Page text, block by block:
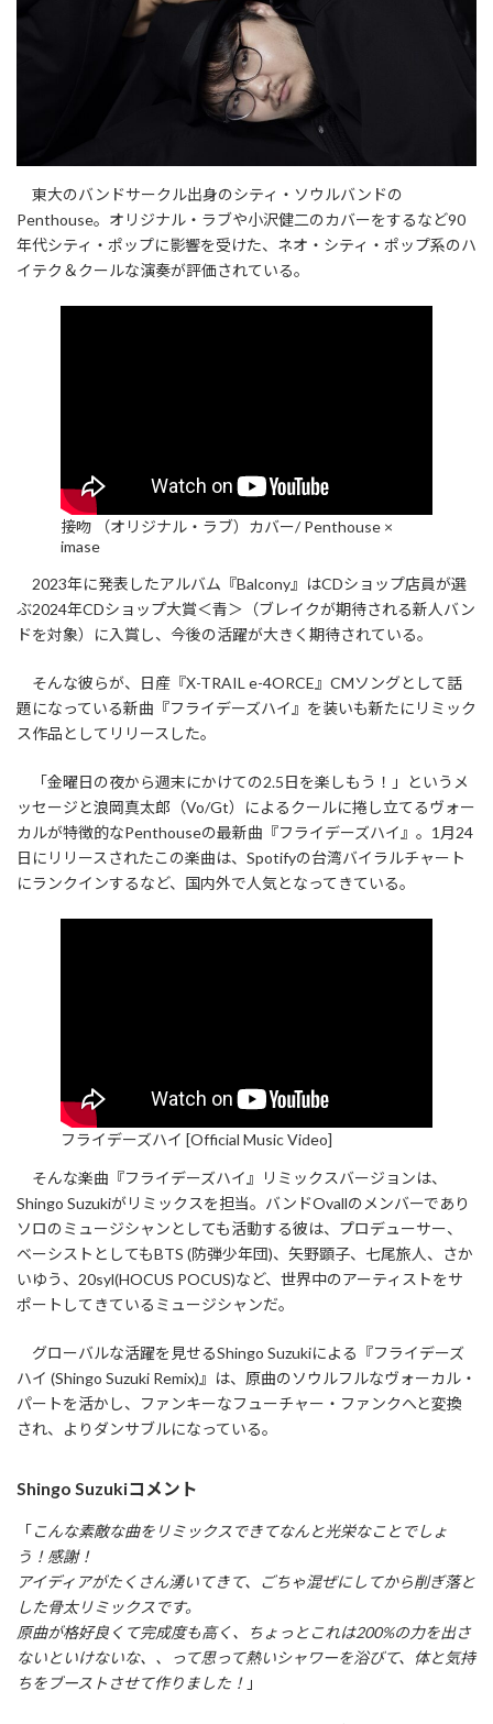
東大のバンドサークル出身のシティ・ソウルバンドの
Penthouse。オリジナル・ラブや小沢健二のカバーをするなど90
年代シティ・ポップに影響を受けた、ネオ・シティ・ポップ系のハ
イテク＆クールな演奏が評価されている。
接吻 （オリジナル・ラブ）カバー/ Penthouse ×
imase
2023年に発表したアルバム『Balcony』はCDショップ店員が選
ぶ2024年CDショップ大賞＜青＞（ブレイクが期待される新人バン
ドを対象）に入賞し、今後の活躍が大きく期待されている。
そんな彼らが、日産『X-TRAIL e-4ORCE』CMソングとして話
題になっている新曲『フライデーズハイ』を装いも新たにリミック
ス作品としてリリースした。
「金曜日の夜から週末にかけての2.5日を楽しもう！」というメ
ッセージと浪岡真太郎（Vo/Gt）によるクールに捲し立てるヴォー
カルが特徴的なPenthouseの最新曲『フライデーズハイ』。1月24
日にリリースされたこの楽曲は、Spotifyの台湾バイラルチャート
にランクインするなど、国内外で人気となってきている。
フライデーズハイ [Official Music Video]
そんな楽曲『フライデーズハイ』リミックスバージョンは、
Shingo Suzukiがリミックスを担当。バンドOvallのメンバーであり
ソロのミュージシャンとしても活動する彼は、プロデューサー、
ベーシストとしてもBTS (防弾少年団)、矢野顕子、七尾旅人、さか
いゆう、20syl(HOCUS POCUS)など、世界中のアーティストをサ
ポートしてきているミュージシャンだ。
グローバルな活躍を見せるShingo Suzukiによる『フライデーズ
ハイ (Shingo Suzuki Remix)』は、原曲のソウルフルなヴォーカル・
パートを活かし、ファンキーなフューチャー・ファンクへと変換
され、よりダンサブルになっている。
Shingo Suzukiコメント
「こんな素敵な曲をリミックスできてなんと光栄なことでしょ
う！感謝！
アイディアがたくさん湧いてきて、ごちゃ混ぜにしてから削ぎ落と
した骨太リミックスです。
原曲が格好良くて完成度も高く、ちょっとこれは200%の力を出さ
ないといけないな、、って思って熱いシャワーを浴びて、体と気持
ちをブーストさせて作りました！ 」